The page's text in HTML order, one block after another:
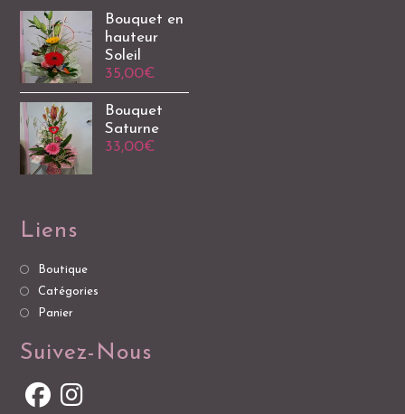
Bouquet en
hauteur
Soleil
35,00€
Bouquet
Saturne
33,00€
Liens
Boutique
Catégories
Panier
Suivez-Nous